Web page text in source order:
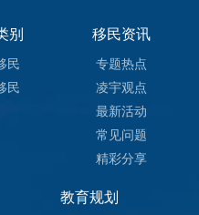
别
民
民
移民资讯
专题热点
凌宇观点
最新活动
常见问题
精彩分享
教育规划